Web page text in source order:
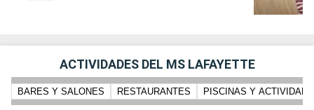
ACTIVIDADES DEL MS LAFAYETTE
BARES Y SALONES RESTAURANTES PISCINAS Y